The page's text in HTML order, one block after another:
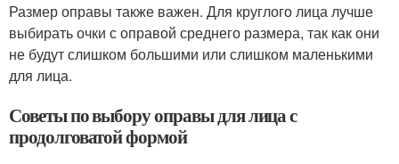
Размер оправы также важен. Для круглого лица лучше
выбирать очки с оправой среднего размера, так как они
не будут слишком большими или слишком маленькими
для лица.
Советы по выбору оправы для лица с
продолговатой формой